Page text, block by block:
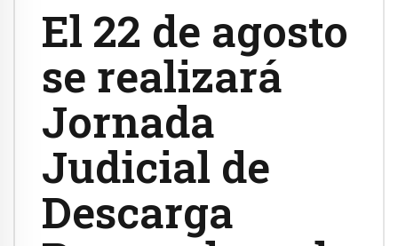
El 22 de agosto
se realizará
Jornada
Judicial de
Descarga